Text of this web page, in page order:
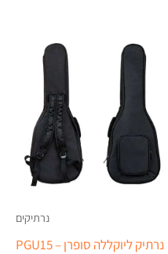
נרתיקים
נרתיק ליוקללה סופרן – PGU15